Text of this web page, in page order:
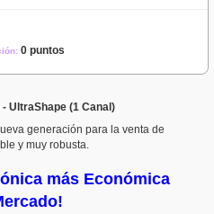
0 puntos
UltraShape (1 Canal)
generación para la venta de
y muy robusta.
más Económica